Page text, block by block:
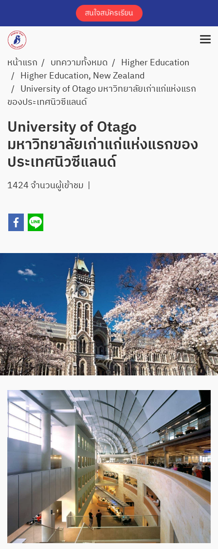
หน้าแรก บทความทั้งหมด
Higher Education
Higher Education, New Zealand
University of Otago มหาวิทยาลัยเก่าแก่แห่งแรก
ของประเทศนิวซีแลนด์
University of Otago
มหาวิทยาลัยเก่าแก่แห่งแรกของ
ประเทศนิวซีแลนด์
1424 จำนวนผู้เข้าชม |